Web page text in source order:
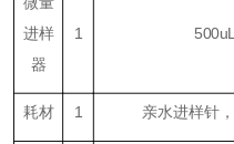
进样
器
1
耗材 1 亲水进样针